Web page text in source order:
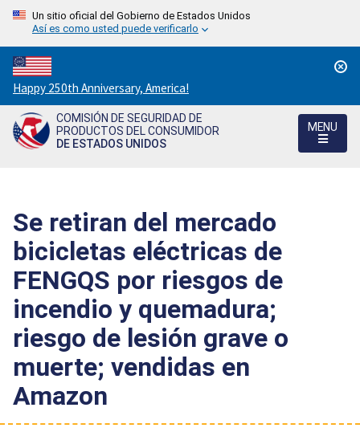
Un sitio oficial del Gobierno de Estados Unidos
Así es como usted puede verificarlo
Countdown
to
America's
250th
Happy 250th Anniversary, America!
COMISIÓN DE SEGURIDAD DE
PRODUCTOS DEL CONSUMIDOR
DE ESTADOS UNIDOS
MENU
Se retiran del mercado
bicicletas eléctricas de
FENGQS por riesgos de
incendio y quemadura;
riesgo de lesión grave o
muerte; vendidas en
Amazon